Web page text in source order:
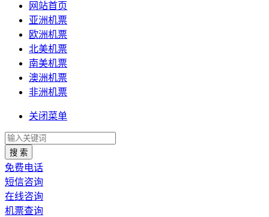
网站首页
亚洲机票
欧洲机票
北美机票
南美机票
澳洲机票
非洲机票
关闭菜单
搜 索
免费电话
短信咨询
在线咨询
机票查询